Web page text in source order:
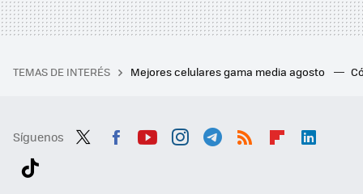
TEMAS DE INTERÉS Mejores celulares gama media agosto
Síguenos